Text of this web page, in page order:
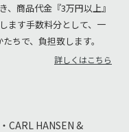
、商品代金『3万円以上』
ます手数料分として、一
ちで、負担致します。
詳しくはこちら
CARL HANSEN &